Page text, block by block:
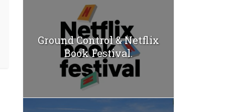
Ground Control & Netflix
Book Festival.